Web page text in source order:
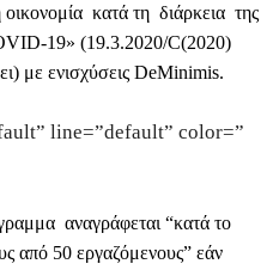
κατά τη διάρκεια της
19» (19.3.2020/C(2020)
με ενισχύσεις DeMinimis.
line=”default” color=”
αναγράφεται “κατά το
από 50 εργαζόμενους” εάν